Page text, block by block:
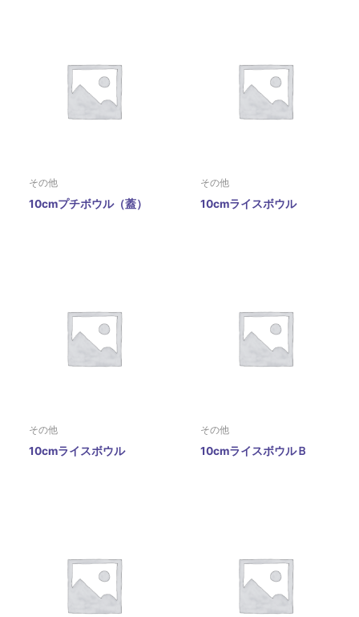
その他
10cmプチボウル（蓋）
その他
10cmライスボウル
その他
10cmライスボウル
その他
10cmライスボウルＢ